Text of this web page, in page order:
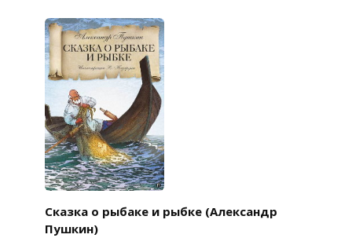
Сказка о рыбаке и рыбке (Александр
Пушкин)